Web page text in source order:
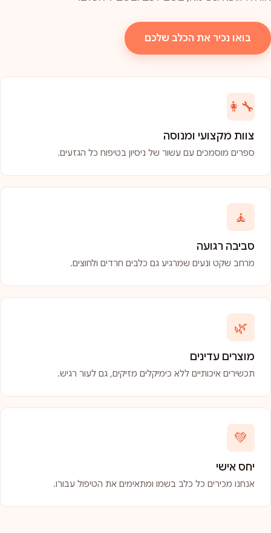
בואו נכיר את הכלב שלכם
👩‍🔧
צוות מקצועי ומנוסה
ספרים מוסמכים עם עשור של ניסיון בטיפוח כל הגזעים.
🧘
סביבה רגועה
מרחב שקט ונעים שמרגיע גם כלבים חרדים ולחוצים.
🌿
מוצרים עדינים
תכשירים איכותיים ללא כימיקלים מזיקים, גם לעור רגיש.
💚
יחס אישי
אנחנו מכירים כל כלב בשמו ומתאימים את הטיפול עבורו.